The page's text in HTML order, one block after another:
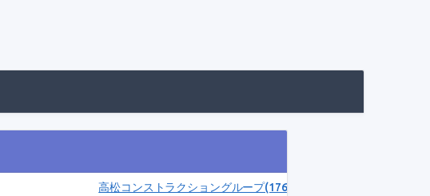
高松コンストラクショングループ(1762)